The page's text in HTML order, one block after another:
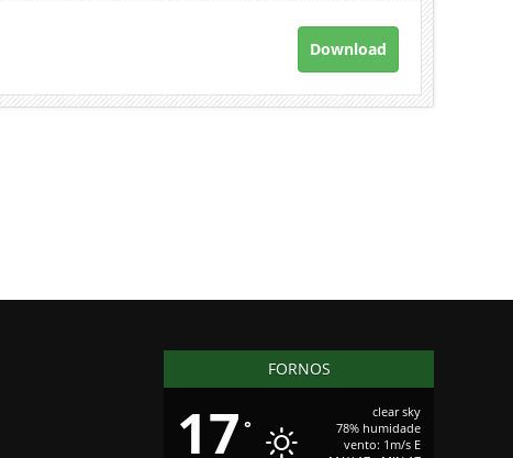
Download
FORNOS
17 °
clear sky
78% humidade
vento: 1m/s E